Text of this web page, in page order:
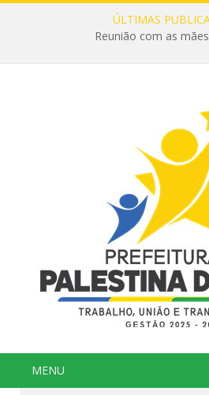
ÚLTIMAS
Reunião com as
MENU